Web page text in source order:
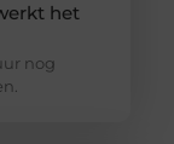
het
nog